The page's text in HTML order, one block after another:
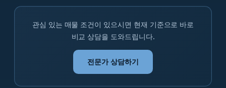
관심 있는 매물 조건이 있으시면 현재 기준으로 바로
비교 상담을 도와드립니다.
전문가 상담하기